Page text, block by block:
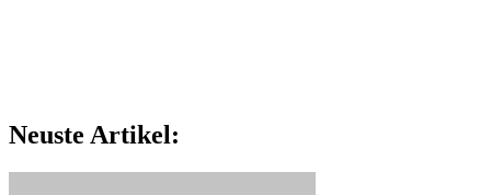
Neuste Artikel: